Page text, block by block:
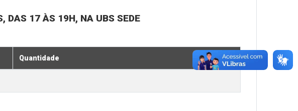
DAS 17 ÀS 19H, NA UBS SEDE
Quantidade